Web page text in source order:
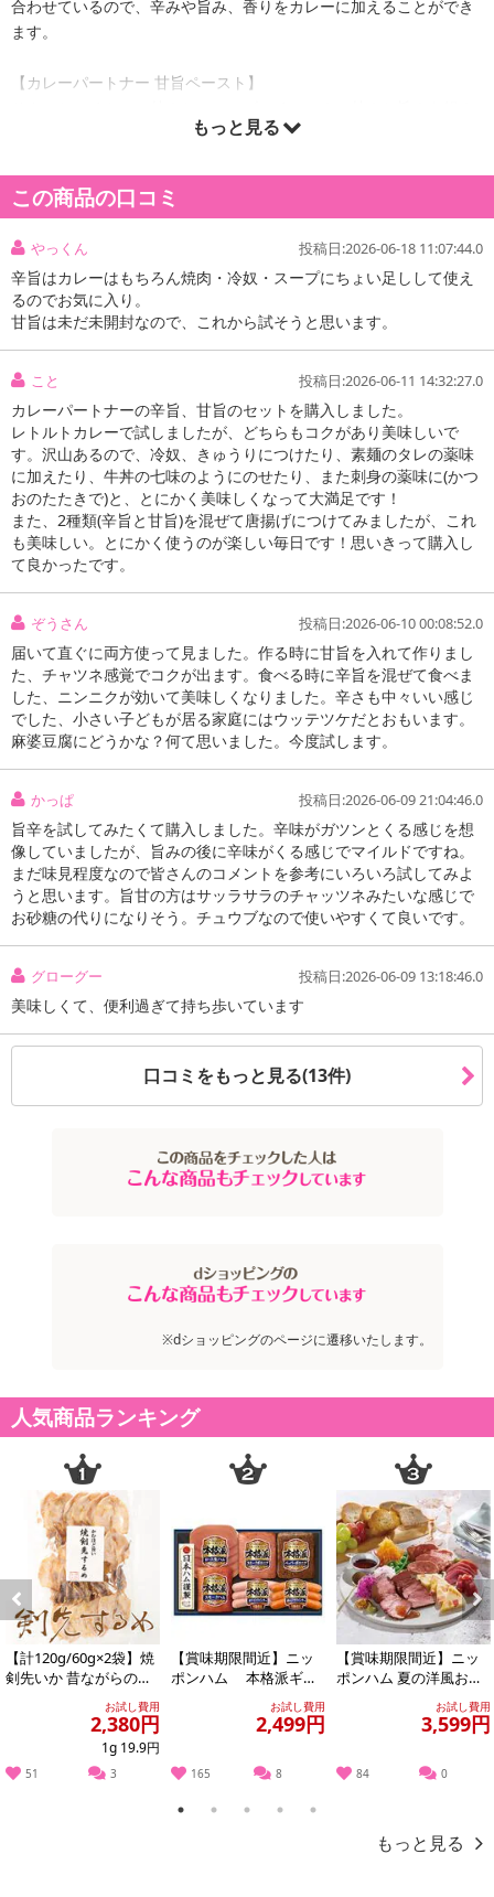
合わせているので、辛みや旨み、香りをカレーに加えることができ
ます。
【カレーパートナー 甘旨ペースト】
原産国(最終加工地):
日本
【カレーパートナー 辛旨ペースト】
【カレーパートナー 甘旨ペースト】
注意事項
お申込みの際は 「商品情報」に記載されている「注意事項」を
必ずご確認ください。
【キャンセルについて】
※お申込み後のキャンセルはお受けできません。
記載されている内容を必ずご確認いただき、お届けする商品セット
にご納得いただきましたうえでお申し込みください。
※パッケージ変更や商品リニューアル(成分など含む)等により、参考
合がございます。
また、[新たな加工食品の原料原産地表示制度]の経過措置期間の終
了により、商品詳細内に記載の原産国・原材料の表記が旧表記の場
によるお申込み後のキャンセル・返品交換は対応いたしかねます。
もっと見る
この商品の口コミ
やっくん 投稿日:2026-06-18 11:07:44.0
辛旨はカレーはもちろん焼肉・冷奴・スープにちょい足しして使え
るのでお気に入り。
甘旨は未だ未開封なので、これから試そうと思います。
こと 投稿日:2026-06-11 14:32:27.0
カレーパートナーの辛旨、甘旨のセットを購入しました。
レトルトカレーで試しましたが、どちらもコクがあり美味しいで
す。沢山あるので、冷奴、きゅうりにつけたり、素麺のタレの薬味
に加えたり、牛丼の七味のようにのせたり、また刺身の薬味に(かつ
おのたたきで)と、とにかく美味しくなって大満足です！
また、2種類(辛旨と甘旨)を混ぜて唐揚げにつけてみましたが、これ
も美味しい。とにかく使うのが楽しい毎日です！思いきって購入し
て良かったです。
ぞうさん 投稿日:2026-06-10 00:08:52.0
届いて直ぐに両方使って見ました。作る時に甘旨を入れて作りまし
た、チャツネ感覚でコクが出ます。食べる時に辛旨を混ぜて食べま
した、ニンニクが効いて美味しくなりました。辛さも中々いい感じ
でした、小さい子どもが居る家庭にはウッテツケだとおもいます。
麻婆豆腐にどうかな？何て思いました。今度試します。
かっぱ 投稿日:2026-06-09 21:04:46.0
旨辛を試してみたくて購入しました。辛味がガツンとくる感じを想
像していましたが、旨みの後に辛味がくる感じでマイルドですね。
まだ味見程度なので皆さんのコメントを参考にいろいろ試してみよ
うと思います。旨甘の方はサッラサラのチャッツネみたいな感じで
お砂糖の代りになりそう。チュウブなので使いやすくて良いです。
グローグー 投稿日:2026-06-09 13:18:46.0
美味しくて、便利過ぎて持ち歩いています
口コミをもっと見る(13件)
※dショッピングのページに遷移いたします。
人気商品ランキング
Previous
【計120g/60g×2袋】焼
剣先いか 昔ながらのお
つまみ珍味 イカ好きに
お試し費用
2,380円
1g 19.9円
51 3
【賞味期限間近】ニッ
ポンハム 本格派ギフ
お試し費用
2,499円
165 8
【賞味期限間近】ニッ
ポンハム 夏の洋風おつ
お試し費用
3,599円
84 0
Next
1 2 3 4 5
もっと見る